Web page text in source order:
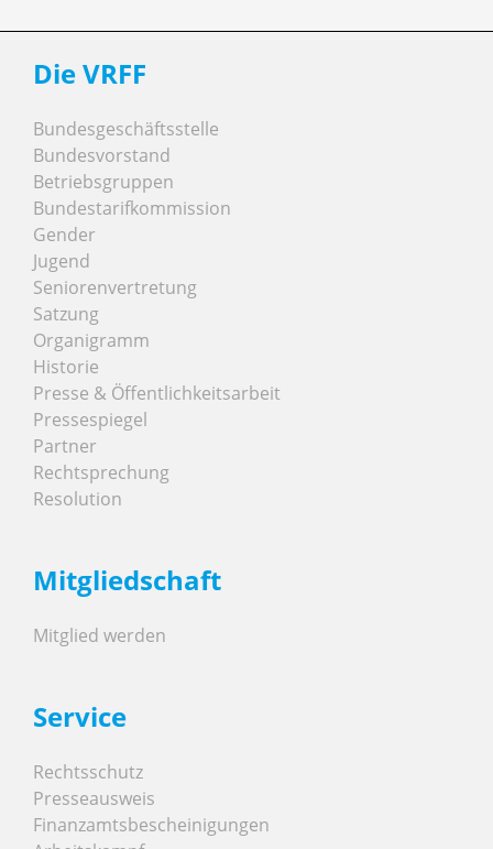
Die VRFF
Bundesgeschäftsstelle
Bundesvorstand
Betriebsgruppen
Bundestarifkommission
Gender
Jugend
Seniorenvertretung
Satzung
Organigramm
Historie
Presse & Öffentlichkeitsarbeit
Pressespiegel
Partner
Rechtsprechung
Resolution
Mitgliedschaft
Mitglied werden
Service
Rechtsschutz
Presseausweis
Finanzamtsbescheinigungen